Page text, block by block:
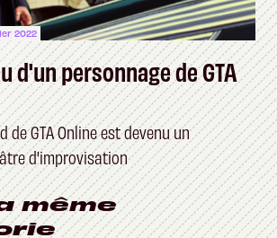
2022
d'un personnage de GTA
de GTA Online est devenu un
d'improvisation
même